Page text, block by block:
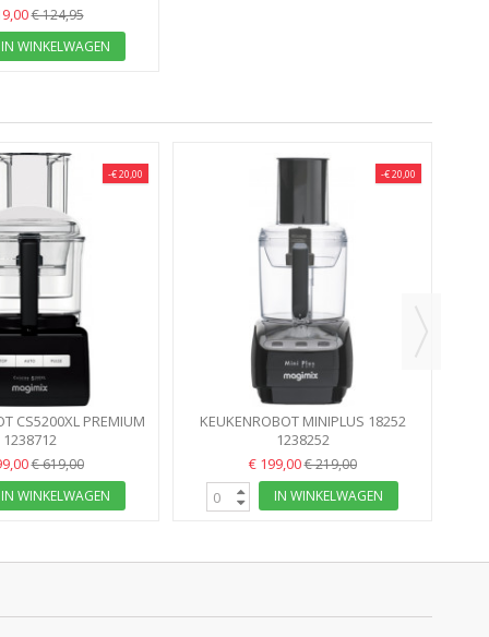
€ 124,95
IN WINKELWAGEN
-€ 20,00
CS5200XL PREMIUM
MAGIMIX
1238712
€ 619,00
IN WINKELWAGEN
-€ 20,00
KEUKENROBOT MINIPLUS 18252
MAGIMIX ZWART 0.6L,500GR...
1238252
€ 199,00€ 219,00
IN WINKELWAGEN